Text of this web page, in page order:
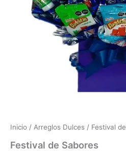
Inicio / Arreglos Dulces / Festival
Festival de Sabores